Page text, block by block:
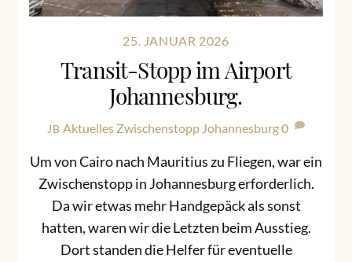
25. JANUAR 2026
Transit-Stopp im Airport
Johannesburg.
JB Aktuelles Zwischenstopp Johannesburg0
Um von Cairo nach Mauritius zu Fliegen, war ein
Zwischenstopp in Johannesburg erforderlich.
Da wir etwas mehr Handgepäck als sonst
hatten, waren wir die Letzten beim Ausstieg.
Dort standen die Helfer für eventuelle